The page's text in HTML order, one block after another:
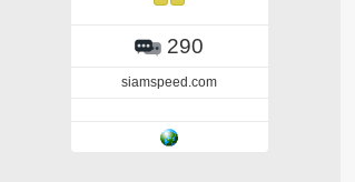
290
siamspeed.com